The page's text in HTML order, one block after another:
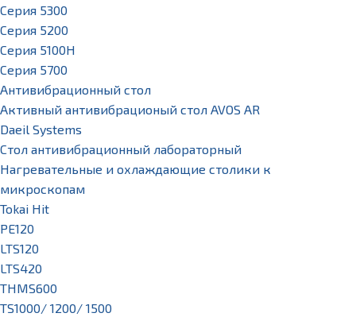
Серия 5300
Серия 5200
Серия 5100H
Серия 5700
Антивибрационный стол
Активный антивибрационый стол AVOS AR
Daeil Systems
Стол антивибрационный лабораторный
Нагревательные и охлаждающие столики к
микроскопам
Tokai Hit
PE120
LTS120
LTS420
THMS600
TS1000/ 1200/ 1500